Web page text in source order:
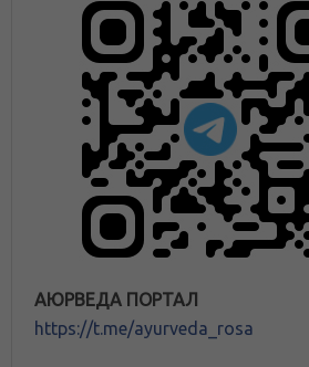
АЮРВЕДА ПОРТАЛ
https://t.me/ayurveda_rosa